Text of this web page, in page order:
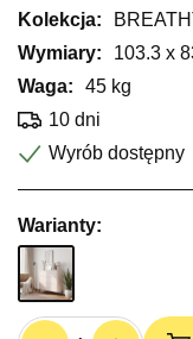
Kolekcja:
Wymiary:
103.3 x
Waga:
45 kg
10 dni
Wyrób dostępny
Warianty: